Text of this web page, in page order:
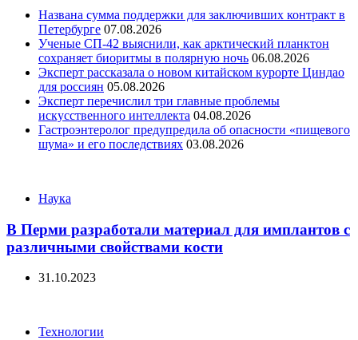
Названа сумма поддержки для заключивших контракт в
Петербурге 07.08.2026
Ученые СП-42 выяснили, как арктический планктон
сохраняет биоритмы в полярную ночь 06.08.2026
Эксперт рассказала о новом китайском курорте Циндао
для россиян 05.08.2026
Эксперт перечислил три главные проблемы
искусственного интеллекта 04.08.2026
Гастроэнтеролог предупредила об опасности «пищевого
шума» и его последствиях 03.08.2026
Categories
Наука
В Перми разработали материал для имплантов с
различными свойствами кости
31.10.2023
CategoriesТехнологии